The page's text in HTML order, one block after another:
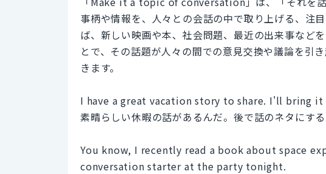
事柄や情報を、人々との会話の中で取り上げる、注
ば、新しい映画や本、社会問題、最近の出来事など
とで、その話題が人々の間での意見交換や議論を引
きます。
I have a great vacation story to share. I'll bring
素晴らしい休暇の話があるんだ。後で話のネタにする
You know, I recently read a book about space
conversation starter at the party tonight.